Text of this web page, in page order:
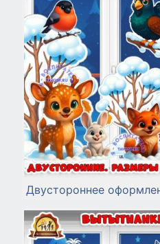
Двустороннее